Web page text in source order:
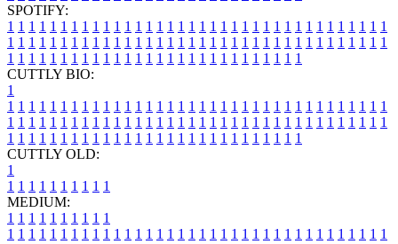
SPOTIFY:
1 1 1 1 1 1 1 1 1 1 1 1 1 1 1 1 1 1 1 1 1 1 1 1 1 1 1 1 1 1 1 1 1 1 1 1
1 1 1 1 1 1 1 1 1 1 1 1 1 1 1 1 1 1 1 1 1 1 1 1 1 1 1 1 1 1 1 1 1 1 1 1
1 1 1 1 1 1 1 1 1 1 1 1 1 1 1 1 1 1 1 1 1 1 1 1 1 1 1 1
CUTTLY BIO:
1
1 1 1 1 1 1 1 1 1 1 1 1 1 1 1 1 1 1 1 1 1 1 1 1 1 1 1 1 1 1 1 1 1 1 1 1
1 1 1 1 1 1 1 1 1 1 1 1 1 1 1 1 1 1 1 1 1 1 1 1 1 1 1 1 1 1 1 1 1 1 1 1
1 1 1 1 1 1 1 1 1 1 1 1 1 1 1 1 1 1 1 1 1 1 1 1 1 1 1 1
CUTTLY OLD:
1
1 1 1 1 1 1 1 1 1 1
MEDIUM:
1 1 1 1 1 1 1 1 1 1
1 1 1 1 1 1 1 1 1 1 1 1 1 1 1 1 1 1 1 1 1 1 1 1 1 1 1 1 1 1 1 1 1 1 1 1